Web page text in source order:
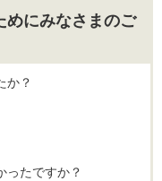
めにみなさまのご
か？
ったですか？